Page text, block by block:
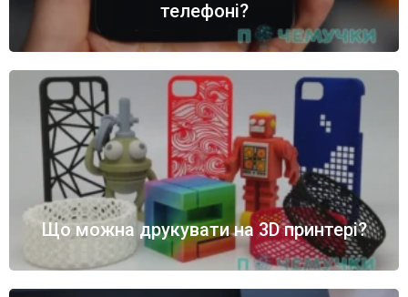
телефоні?
Що можна друкувати на 3D принтері?